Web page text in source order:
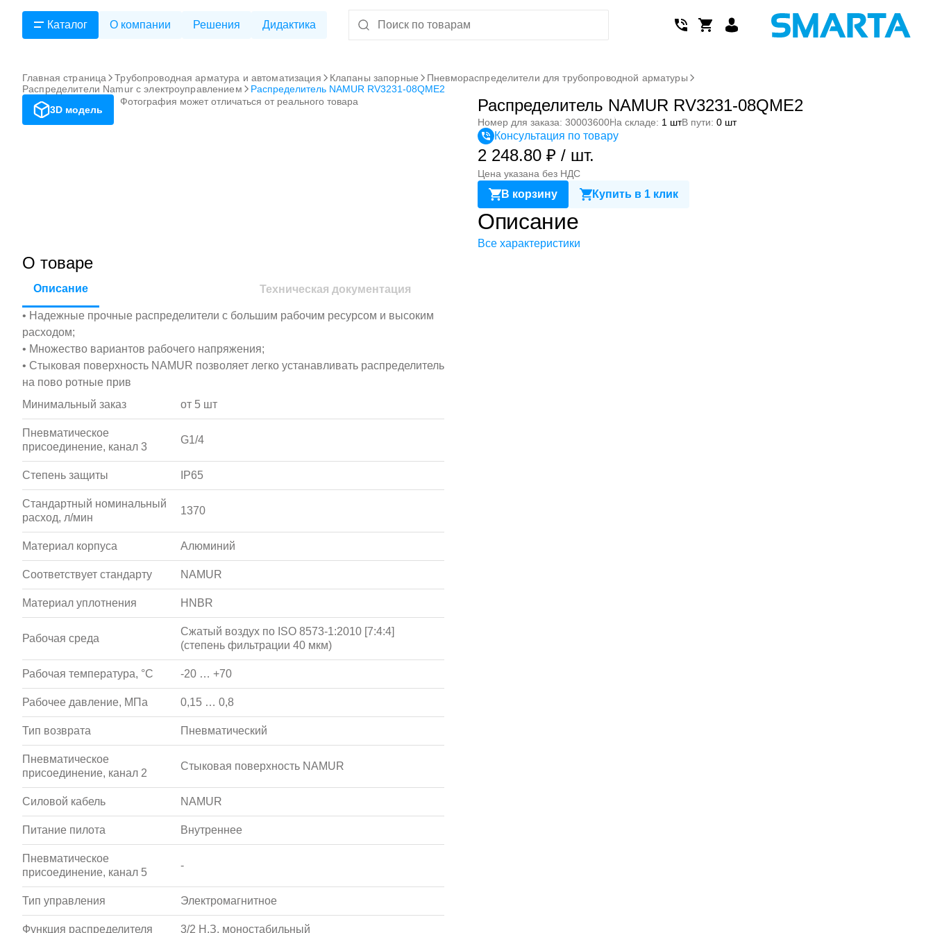
Каталог О компании Решения Дидактика
Главная страница Трубопроводная арматура и автоматизация Клапаны запорные
Пневмораспределители для трубопроводной арматуры
Распределители Namur с электроуправлением
Распределитель NAMUR RV3231-08QME2
3D модель
Фотография может отличаться от реального товара Распределитель NAMUR RV3231-08QME2
Номер для заказа: 30003600На складе: 1 штВ пути: 0 шт
Консультация по товару
2 248.80 ₽ / шт.
Цена указана без НДС
В корзину Купить в 1 клик
Описание
Все характеристики
О товаре
Описание Техническая документация
• Надежные прочные распределители с большим рабочим ресурсом и высоким
расходом;
• Множество вариантов рабочего напряжения;
• Стыковая поверхность NAMUR позволяет легко устанавливать распределитель
на пово ротные прив
Минимальный заказ
от 5 шт
Пневматическое
присоединение, канал 3
G1/4
Степень защиты IP65
Стандартный номинальный
расход, л/мин
1370
Материал корпуса Алюминий
Соответствует стандарту NAMUR
Материал уплотнения HNBR
Рабочая среда
Сжатый воздух по ISO 8573-1:2010 [7:4:4]
(степень фильтрации 40 мкм)
Рабочая температура, °С -20 … +70
Рабочее давление, МПа 0,15 … 0,8
Тип возврата Пневматический
Пневматическое
присоединение, канал 2
Стыковая поверхность NAMUR
Силовой кабель NAMUR
Питание пилота Внутреннее
Пневматическое
присоединение, канал 5
-
Тип управления Электромагнитное
Функция распределителя 3/2 Н.З. моностабильный